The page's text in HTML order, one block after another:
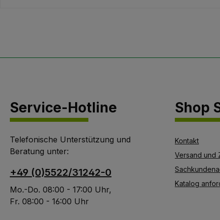
Haken gegenläufig
wieder verwendbar
Service-Hotline
Telefonische Unterstützung und
Beratung unter:
+49 (0)5522/31242-0
Mo.-Do. 08:00 - 17:00 Uhr,
Fr. 08:00 - 16:00 Uhr
Shop
Kontakt
Versand und
Katalog